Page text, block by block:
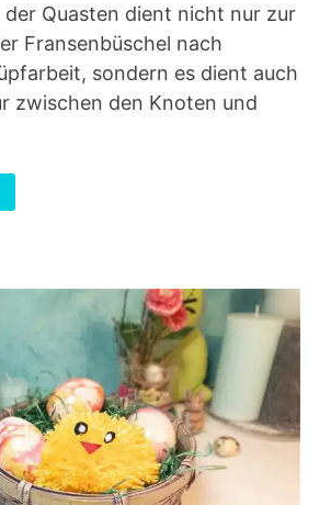
der Quasten dient nicht nur zur
Fransenbüschel nach
sondern es dient auch
zwischen den Knoten und